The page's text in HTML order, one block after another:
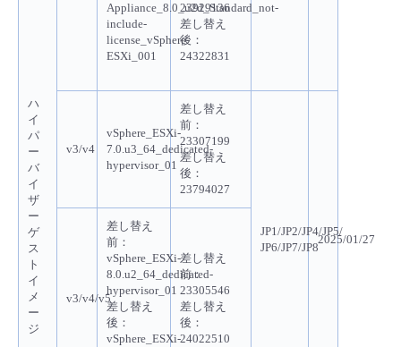
ハ
イ
パ
ー
バ
イ
ザ
ー
ゲ
ス
ト
イ
メ
ー
ジ
Appliance_8.0_u2d_Standard_not-
include-
license_vSphere-
ESXi_001
23929136
差し替え
後 ：
24322831
v3/v4
vSphere_ESXi-
7.0.u3_64_dedicated-
hypervisor_01
差し替え
前：
23307199
差し替え
後：
23794027
JP1/JP2/JP4/JP5/
JP6/JP7/JP8
2025/01/27
v3/v4/v5
差し替え
前：
vSphere_ESXi-
8.0.u2_64_dedicated-
hypervisor_01
差し替え
後：
vSphere_ESXi-
差し替え
前：
23305546
差し替え
後 ：
24022510